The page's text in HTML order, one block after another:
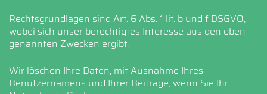
Rechtsgrundlagen sind Art. 6 Abs. 1 lit. b und f DSGVO,
wobei sich unser berechtigtes Interesse aus den oben
genannten Zwecken ergibt.
Wir löschen Ihre Daten, mit Ausnahme Ihres
Benutzernamens und Ihrer Beiträge, wenn Sie Ihr